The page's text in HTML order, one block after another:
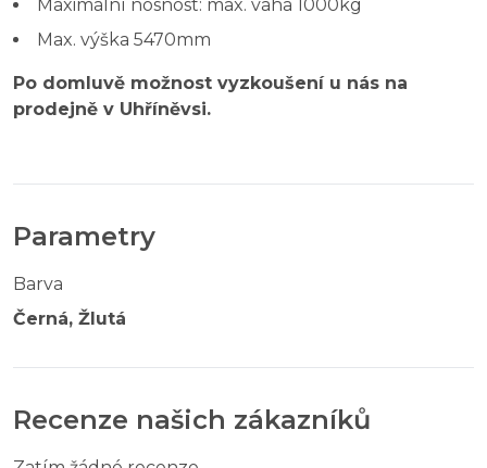
Maximální nosnost: max. váha 1000kg
Max. výška 5470mm
Po domluvě možnost vyzkoušení u nás na
prodejně v Uhříněvsi.
Parametry
Barva
Černá, Žlutá
Recenze našich zákazníků